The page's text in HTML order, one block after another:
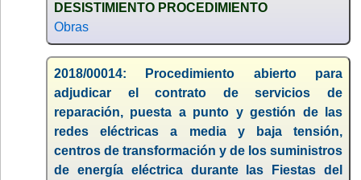
DESISTIMIENTO PROCEDIMIENTO
Obras
2018/00014: Procedimiento abierto para
adjudicar el contrato de servicios de
reparación, puesta a punto y gestión de las
redes eléctricas a media y baja tensión,
centros de transformación y de los suministros
de energía eléctrica durante las Fiestas del